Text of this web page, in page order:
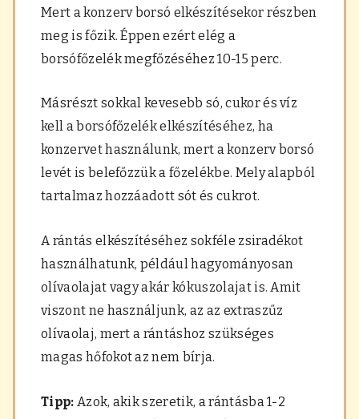
Mert a konzerv borsó elkészítésekor részben
meg is főzik. Éppen ezért elég a
borsófőzelék megfőzéséhez 10-15 perc.
Másrészt sokkal kevesebb só, cukor és víz
kell a borsófőzelék elkészítéséhez, ha
konzervet használunk, mert a konzerv borsó
levét is belefőzzük a főzelékbe. Mely alapból
tartalmaz hozzáadott sót és cukrot.
A rántás elkészítéséhez sokféle zsiradékot
használhatunk, például hagyományosan
olívaolajat vagy akár kókuszolajat is. Amit
viszont ne használjunk, az az extraszűz
olívaolaj, mert a rántáshoz szükséges
magas hőfokot az nem bírja.
Tipp: Azok, akik szeretik, a rántásba 1-2